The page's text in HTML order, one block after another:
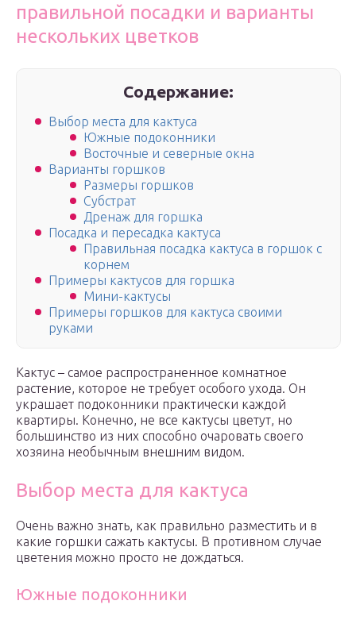
правильной посадки и варианты
нескольких цветков
Содержание:
Выбор места для кактуса
Южные подоконники
Восточные и северные окна
Варианты горшков
Размеры горшков
Субстрат
Дренаж для горшка
Посадка и пересадка кактуса
Правильная посадка кактуса в горшок с
корнем
Примеры кактусов для горшка
Мини-кактусы
Примеры горшков для кактуса своими
руками
Кактус – самое распространенное комнатное
растение, которое не требует особого ухода. Он
украшает подоконники практически каждой
квартиры. Конечно, не все кактусы цветут, но
большинство из них способно очаровать своего
хозяина необычным внешним видом.
Выбор места для кактуса
Очень важно знать, как правильно разместить и в
какие горшки сажать кактусы. В противном случае
цветения можно просто не дождаться.
Южные подоконники